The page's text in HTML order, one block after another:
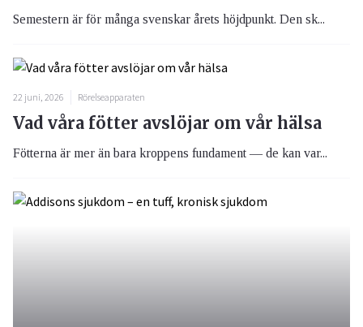
Semestern är för många svenskar årets höjdpunkt. Den sk...
22 juni, 2026 Rörelseapparaten
Vad våra fötter avslöjar om vår hälsa
Fötterna är mer än bara kroppens fundament — de kan var...